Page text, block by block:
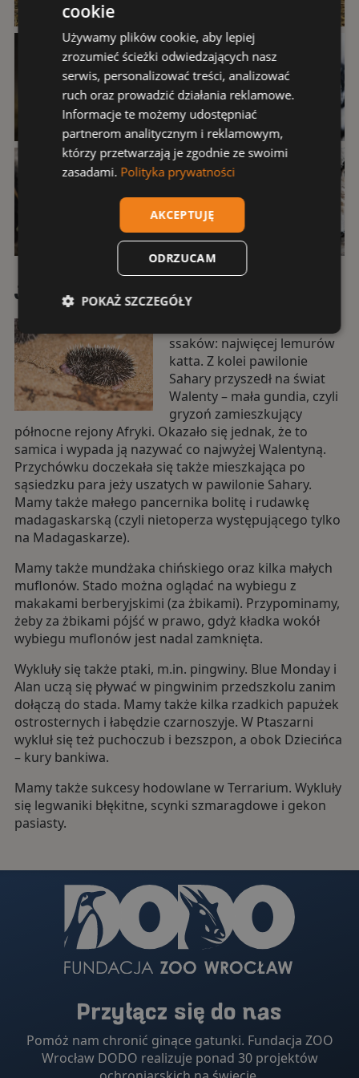
Jeszcze więcej urodzeń
ssaków: najwięcej lemurów
katta. Z kolei pawilonie
Sahary przyszedł na świat
Walenty – mała gundia, czyli
gryzoń zamieszkujący
północne rejony Afryki. Okazało się jednak, że to
samica i wypada ją nazywać co najwyżej Walentyną.
Przychówku doczekała się także mieszkająca po
sąsiedzku para jeży uszatych w pawilonie Sahary.
Mamy także małego pancernika bolitę i rudawkę
madagaskarską (czyli nietoperza występującego tylko
na Madagaskarze).
Mamy także mundżaka chińskiego oraz kilka małych
muflonów. Stado można oglądać na wybiegu z
makakami berberyjskimi (za żbikami). Przypominamy,
żeby za żbikami pójść w prawo, gdyż kładka wokół
wybiegu muflonów jest nadal zamknięta.
Wykluły się także ptaki, m.in. pingwiny. Blue Monday i
Alan uczą się pływać w pingwinim przedszkolu zanim
dołączą do stada. Mamy także kilka rzadkich papużek
ostrosternych i łabędzie czarnoszyje. W Ptaszarni
wykluł się też puchoczub i bezszpon, a obok Dziecińca
– kury bankiwa.
Mamy także sukcesy hodowlane w Terrarium. Wykluły
się legwaniki błękitne, scynki szmaragdowe i gekon
pasiasty.
Przyłącz się do nas
Pomóż nam chronić ginące gatunki. Fundacja ZOO
Wrocław DODO realizuje ponad 30 projektów
cookie
Używamy plików cookie, aby lepiej
zrozumieć ścieżki odwiedzających nasz
serwis, personalizować treści, analizować
ruch oraz prowadzić działania reklamowe.
Informacje te możemy udostępniać
partnerom analitycznym i reklamowym,
którzy przetwarzają je zgodnie ze swoimi
zasadami. Polityka prywatności
AKCEPTUJĘ
ODRZUCAM
POKAŻ SZCZEGÓŁY